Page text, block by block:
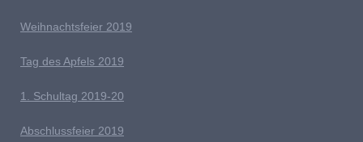
Weihnachtsfeier 2019
Tag des Apfels 2019
1. Schultag 2019-20
Abschlussfeier 2019